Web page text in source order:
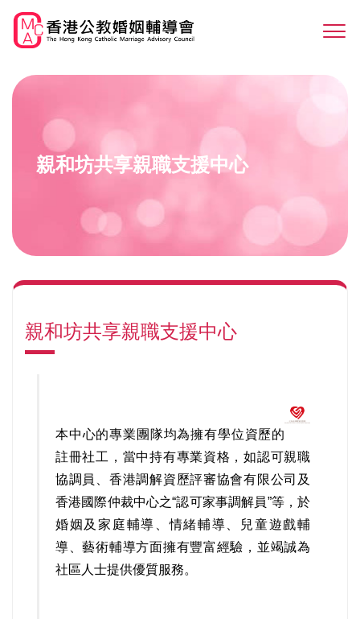
main
親和坊共享親職支援中心
親和坊共享親職支援中心
本中心的專業團隊均為擁有學位資歷的
註冊社工，當中持有專業資格，如認可親職
協調員、香港調解資歷評審協會有限公司及
香港國際仲裁中心之“認可家事調解員”等，於
婚姻及家庭輔導、情緒輔導、兒童遊戲輔
導、藝術輔導方面擁有豐富經驗，並竭誠為
社區人士提供優質服務。